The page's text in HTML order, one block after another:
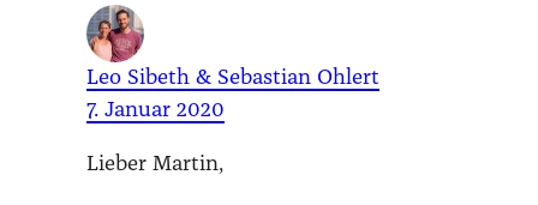
Leo Sibeth & Sebastian Ohlert
7. Januar 2020
Lie­ber Mar­tin,